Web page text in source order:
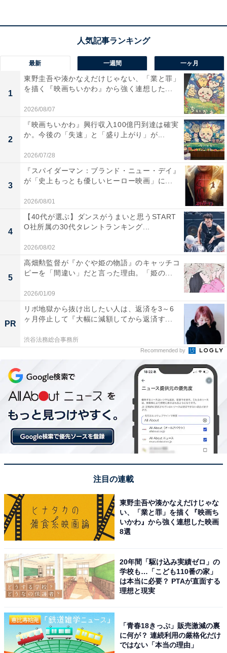
主演級の豪華俳優が勢ぞろい！
?‍♀️#あんぱんオフショット?
朝田家の仲良し３姉妹、のぶ・蘭子・メイコのオフ
ショット?
物語では、３人のキャラクターの違いにもご注目！
#今田美桜 #河合優実 #原菜乃華 #朝ドラあんぱん
pic.twitter.com/f1cB259Dv7
— 朝ドラ「あんぱん」公式 (@asadora_nhk)
そして、今田さん以外にも出演者が豪華で、やなせさん
をモデルにした柳井嵩は北村匠海さんが担当。のぶの家
族は豪華絢爛（けんらん）で、父・結太郎を加瀬亮さ
ん、母・羽多子を江口のりこさん、祖父母役で吉田鋼太
郎さんと浅田美代子さん、妹・蘭子は河合優実さん、
妹・メイコは原菜乃華さんが務めます。
もはや、のぶの家族だけでも映画が作れる主演クラスの
俳優が勢ぞろい。特に、今田さん、河合さん、原さんが
そろう三姉妹は、朝ドラ史上でも最強クラスの布陣で
用なしっかり者、三女・メイコは天真らんまんで歌うこ
とが好きというワクワクする設定となっています。
さらに、柳井家も豪華で、嵩の父・清を二宮和也さん、
母・登美子を松嶋菜々子さん、嵩の伯父・寛を竹野内豊
さんが務めます。朝ドラとはいえ、ここ数年では考えら
れない豪華な俳優陣で、とんでもない作品になりそうな
予感がプンプンとします。
最新 一週間 一ヶ月
1
東野圭吾や湊かなえだけじゃない、「業と罪」
を描く『映画ちいかわ』から強く連想した...
2026/08/07
2
『映画ちいかわ』興行収入100億円到達は確実
か。今後の「失速」と「盛り上がり」が...
2026/07/28
3
『スパイダーマン：ブランド・ニュー・デイ』
が「史上もっとも優しいヒーロー映画」に...
2026/08/01
4
【40代が選ぶ】ダンスがうまいと思うSTART
O社所属の30代タレントランキング...
2026/08/02
5
高畑勲監督が『かぐや姫の物語』のキャッチコ
ピーを「間違い」だと言った理由。「姫の...
2026/01/09
PR
リボ地獄から抜け出したい人は、返済を3～6
ヶ月停止して『大幅に減額してから返済す...
渋谷法務総合事務所
Recommended by
注目の連載
東野圭吾や湊かなえだけじゃな
い、「業と罪」を描く『映画ち
いかわ』から強く連想した映画
8選
20年間「駆け込み実績ゼロ」の
学校も…「こども110番の家」
は本当に必要？ PTAが直面する
理想と現実
「青春18きっぷ」販売激減の裏
に何が？ 連続利用の厳格化だけ
ではない「本当の理由」